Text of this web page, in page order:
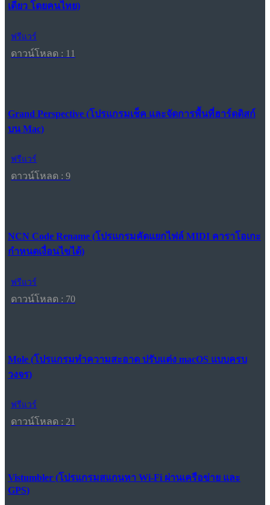
เดียว โดยคนไทย)
ฟรีแวร์
ดาวน์โหลด : 11
Grand Perspective (โปรแกรมเช็ค และจัดการพื้นที่ฮาร์ดดิสก์
บน Mac)
ฟรีแวร์
ดาวน์โหลด : 9
NCN Code Rename (โปรแกรมคัดแยกไฟล์ MIDI คาราโอเกะ
กำหนดเงื่อนไขได้)
ฟรีแวร์
ดาวน์โหลด : 70
Mole (โปรแกรมทำความสะอาด ปรับแต่ง macOS แบบครบ
วงจร)
ฟรีแวร์
ดาวน์โหลด : 21
Vistumbler (โปรแกรมสแกนหา Wi-Fi ผ่านเครือข่าย และ
GPS)